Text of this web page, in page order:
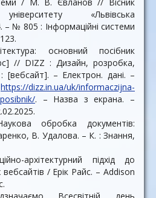
«Львівська
– № 805 : Інформаційні системи
основний посібник
// DIZZ : Дизайн, розробка,
[вебсайт]. – Електрон. дані. –
https://dizz.in.ua/uk/informaczijna-
. – Назва з екрана. –
обробка документів:
В. Удалова. – К. : Знання,
архітектурний підхід до
/ Ерік Райс. – Addison